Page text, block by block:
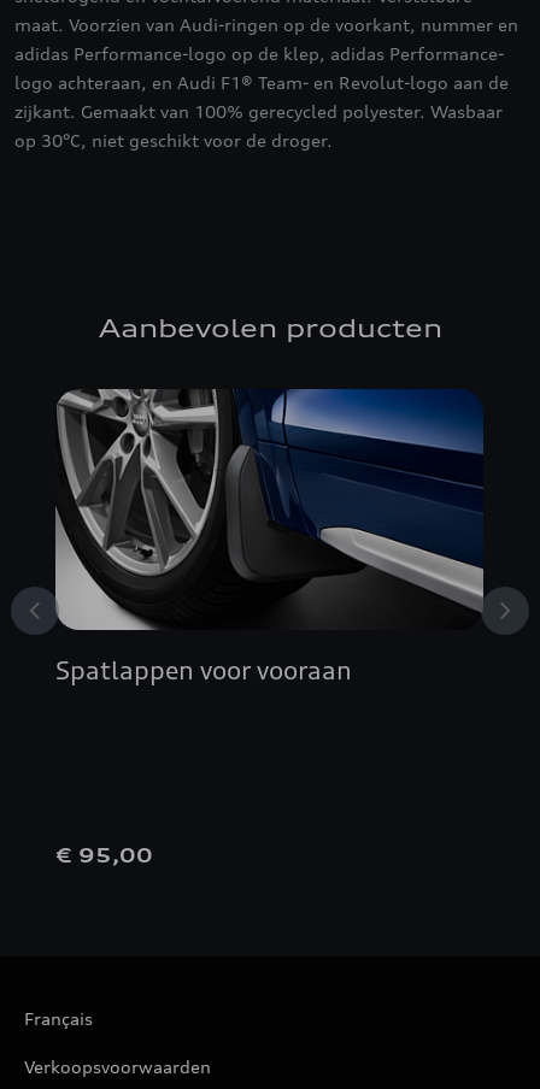
maat. Voorzien van Audi-ringen op de voorkant, nummer en
adidas Performance-logo op de klep, adidas Performance-
logo achteraan, en Audi F1® Team- en Revolut-logo aan de
zijkant. Gemaakt van 100% gerecycled polyester. Wasbaar
op 30°C, niet geschikt voor de droger.
Aanbevolen producten
Spatlappen voor vooraan
€ 95,00
Français
Verkoopsvoorwaarden